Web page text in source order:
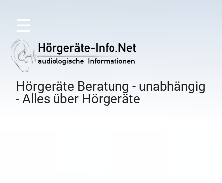
☰
Hörgeräte Beratung - unabhängig
- Alles über Hörgeräte